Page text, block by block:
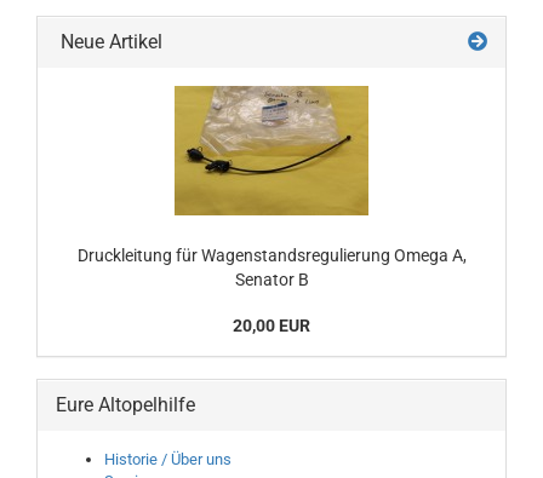
Neue Artikel
Druckleitung für Wagenstandsregulierung Omega A,
Senator B
20,00 EUR
Eure Altopelhilfe
Historie / Über uns